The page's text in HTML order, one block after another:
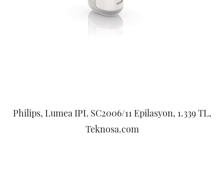
Philips, Lumea IPL SC2006/11 Epilasyon, 1.339 TL,
Teknosa.com